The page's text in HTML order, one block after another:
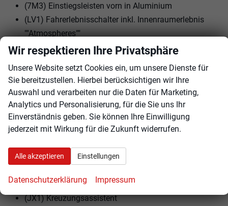
(7M3) Einstiegsleisten vorn in Aluminium
(LV1) Fahrerlebnisschalter inkl. Innenraumerlebnis
""Atmospheres""
(5KR) Rücksitzbank längs verschiebbar, -lehne
einstellbar, mit Durchlademöglichkeit
(3GG) Gepäckraumboden in 2 Höhen einstellbar, für
ebene Ladefläche
(9I5) Fahrlichtschaltung automatisch, mit LED-
Tagfahrlicht sowie Begrüßungs- und
(RBF) Infotainment-Paket ""Discover""
Pro""
(JX1) Kreuzungsassistent
Wir respektieren Ihre Privatsphäre
Unsere Website setzt Cookies ein, um unsere Dienste für
Sie bereitzustellen. Hierbei berücksichtigen wir Ihre
Auswahl und verarbeiten nur die Daten für Marketing,
Analytics und Personalisierung, für die Sie uns Ihr
Einverständnis geben. Sie können Ihre Einwilligung
jederzeit mit Wirkung für die Zukunft widerrufen.
Alle akzeptieren Einstellungen
Datenschutzerklärung Impressum